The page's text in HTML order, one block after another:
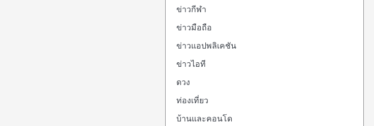
ข่าวกีฬา
ข่าวมือถือ
ข่าวแอปพลิเคชัน
ข่าวไอที
ดวง
ท่องเที่ยว
บ้านและคอนโด